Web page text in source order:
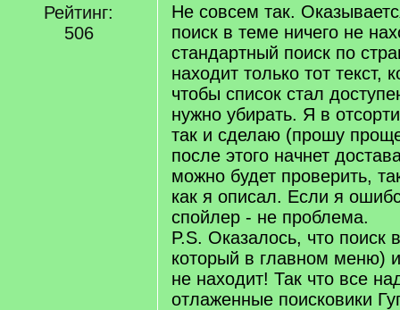
Рейтинг:
506
q
Не совсем так.
поиск в теме ничего не
стандартный поиск по
находит только тот текст,
чтобы список стал
нужно убирать. Я в
так и сделаю (прошу
после этого начнет
можно будет проверить,
как я описал. Если я
спойлер - не проблема.
P.S. Оказалось, что поиск
который в главном меню)
не находит! Так что все
отлаженные поисковики